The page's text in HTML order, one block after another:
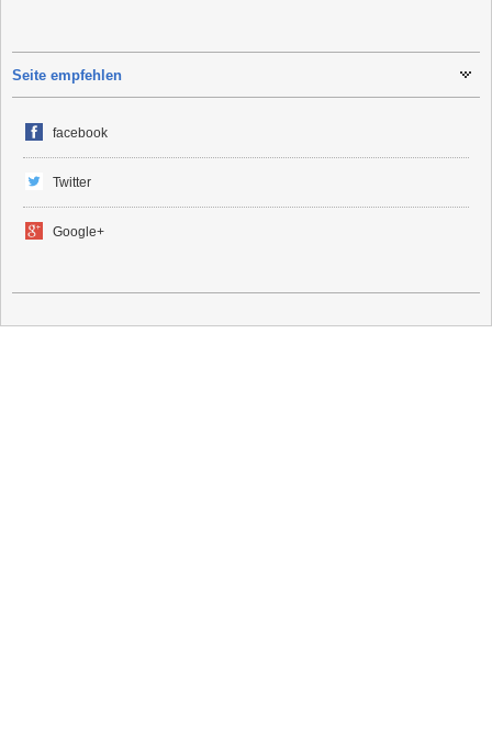
Seite empfehlen
facebook
Twitter
Google+